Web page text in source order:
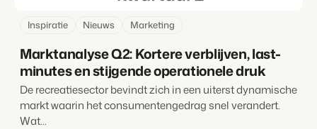
Inspiratie Nieuws Marketing
Marktanalyse Q2: Kortere verblijven, last-
minutes en stijgende operationele druk
De recreatiesector bevindt zich in een uiterst dynamische
markt waarin het consumentengedrag snel verandert.
Wat...